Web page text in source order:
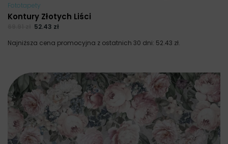
Fototapety
Kontury Złotych Liści
52.43 zł
Najniższa cena promocyjna z ostatnich 30 dni: 52.43 zł.